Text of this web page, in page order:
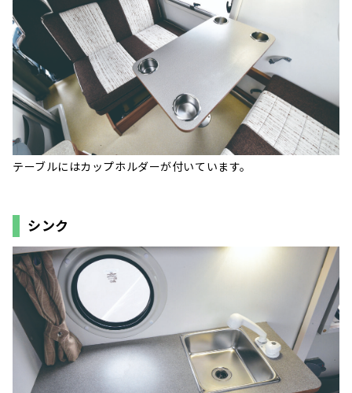
テーブルにはカップホルダーが付いています。
シンク